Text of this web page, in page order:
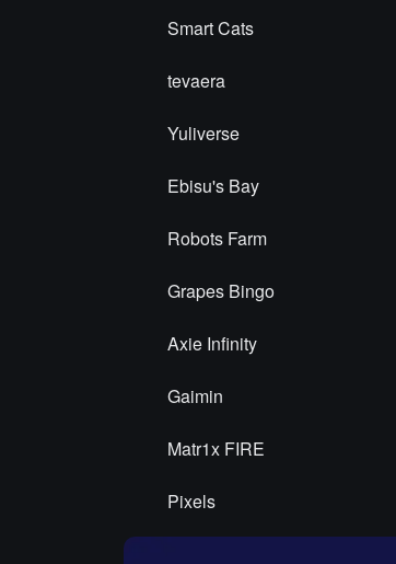
Smart Cats
tevaera
Yuliverse
Ebisu's Bay
Robots Farm
Grapes Bingo
Axie Infinity
Gaimin
Matr1x FIRE
Pixels